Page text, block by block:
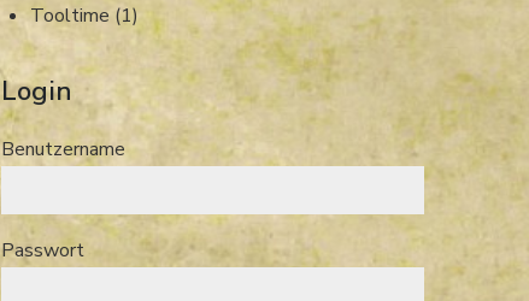
Tooltime (1)
Login
Benutzername
Passwort